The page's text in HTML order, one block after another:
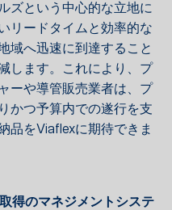
ズという中心的な立地に
リードタイムと効率的な
域へ迅速に到達すること
します。これにより、プ
ーや導管販売業者は、プ
かつ予算内での遂行を支
品をViaflexに期待できま
得のマネジメントシステ